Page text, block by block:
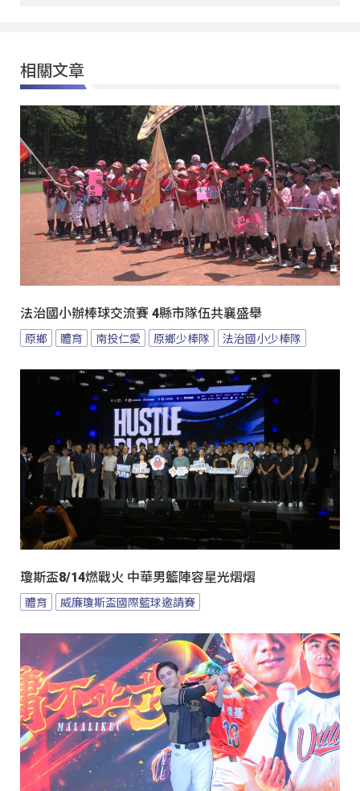
相關文章
法治國小辦棒球交流賽 4縣市隊伍共襄盛舉
原鄉 體育 南投仁愛 原鄉少棒隊 法治國小少棒隊
瓊斯盃8/14燃戰火 中華男籃陣容星光熠熠
體育 威廉瓊斯盃國際籃球邀請賽